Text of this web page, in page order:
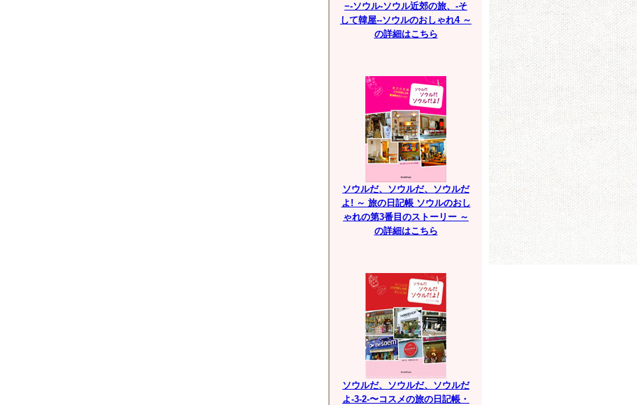
−-ソウル-ソウル近郊の旅、-そ
して韓屋--ソウルのおしゃれ4 ～
の詳細はこちら
ソウルだ、ソウルだ、ソウルだ
よ! ～ 旅の日記帳 ソウルのおし
ゃれの第3番目のストーリー ～
の詳細はこちら
ソウルだ、ソウルだ、ソウルだ
よ-3-2-〜コスメの旅の日記帳・